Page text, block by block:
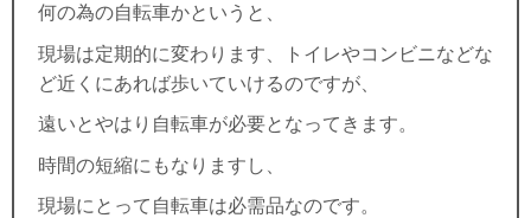
何の為の自転車かというと、
現場は定期的に変わります、トイレやコンビニなどな
ど近くにあれば歩いていけるのですが、
遠いとやはり自転車が必要となってきます。
時間の短縮にもなりますし、
現場にとって自転車は必需品なのです。